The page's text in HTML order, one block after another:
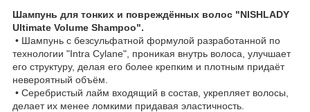
Шампунь для тонких и повреждённых волос "NISHLADY
Ultimate Volume Shampoo".
• Шампунь с безсульфатной формулой разработанной по
технологии "Intra Cylane", проникая внутрь волоса, улучшает
его структуру, делая его более крепким и плотным придаёт
невероятный объём.
• Серебристый лайм входящий в состав, укрепляет волосы,
делает их менее ломкими придавая эластичность.